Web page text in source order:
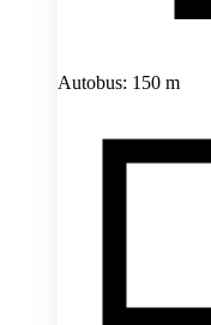
Autobus: 150 m